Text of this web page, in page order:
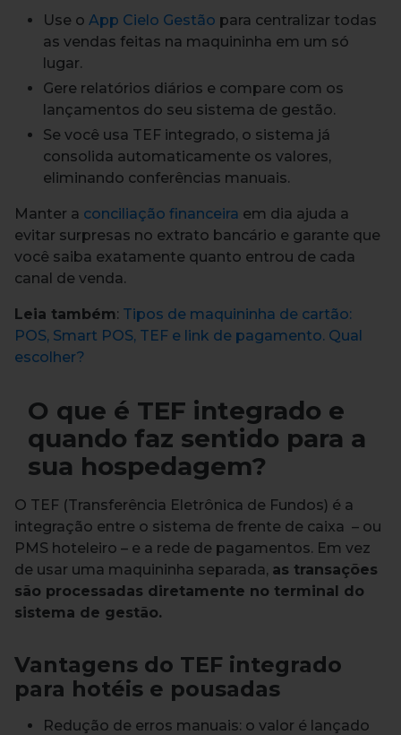
Use o App Cielo Gestão para centralizar todas
as vendas feitas na maquininha em um só
lugar.
Gere relatórios diários e compare com os
lançamentos do seu sistema de gestão.
Se você usa TEF integrado, o sistema já
consolida automaticamente os valores,
eliminando conferências manuais.
Manter a conciliação financeira em dia ajuda a
evitar surpresas no extrato bancário e garante que
você saiba exatamente quanto entrou de cada
canal de venda.
Leia também: Tipos de maquininha de cartão:
POS, Smart POS, TEF e link de pagamento. Qual
escolher?
O que é TEF integrado e
quando faz sentido para a
sua hospedagem?
O TEF (Transferência Eletrônica de Fundos) é a
integração entre o sistema de frente de caixa – ou
PMS hoteleiro – e a rede de pagamentos. Em vez
de usar uma maquininha separada, as transações
são processadas diretamente no terminal do
sistema de gestão.
Vantagens do TEF integrado
para hotéis e pousadas
Redução de erros manuais: o valor é lançado